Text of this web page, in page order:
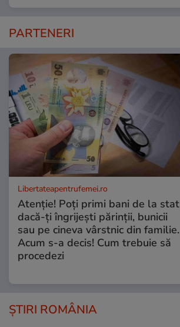
PARTENERI
Libertateapentrufemei.ro
Atenție! Poți primi bani de la stat
dacă-ți îngrijești părinții, bunicii
sau pe cineva vârstnic din familie.
Acum s-a decis! Cum trebuie să
procedezi
ȘTIRI ROMÂNIA